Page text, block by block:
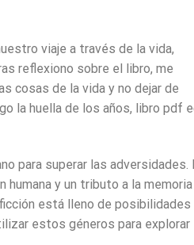
viaje a través de la vida,
reflexiono sobre el libro, me
cosas de la vida y no dejar de
la huella de los años, libro pdf
para superar las adversidades.
humana y un tributo a la
está lleno de posibilidades
estos géneros para explorar